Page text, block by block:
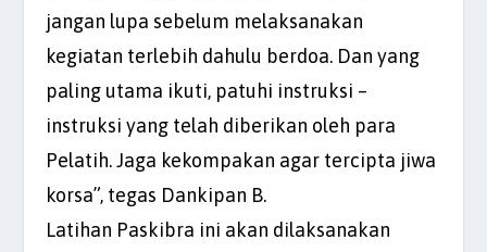
jangan lupa sebelum melaksanakan
kegiatan terlebih dahulu berdoa. Dan yang
paling utama ikuti, patuhi instruksi –
instruksi yang telah diberikan oleh para
Pelatih. Jaga kekompakan agar tercipta jiwa
korsa”, tegas Dankipan B.
Latihan Paskibra ini akan dilaksanakan